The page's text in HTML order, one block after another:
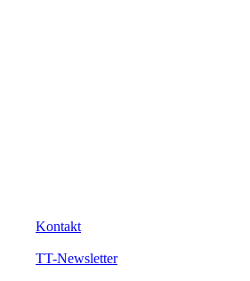
Kontakt
TT-Newsletter